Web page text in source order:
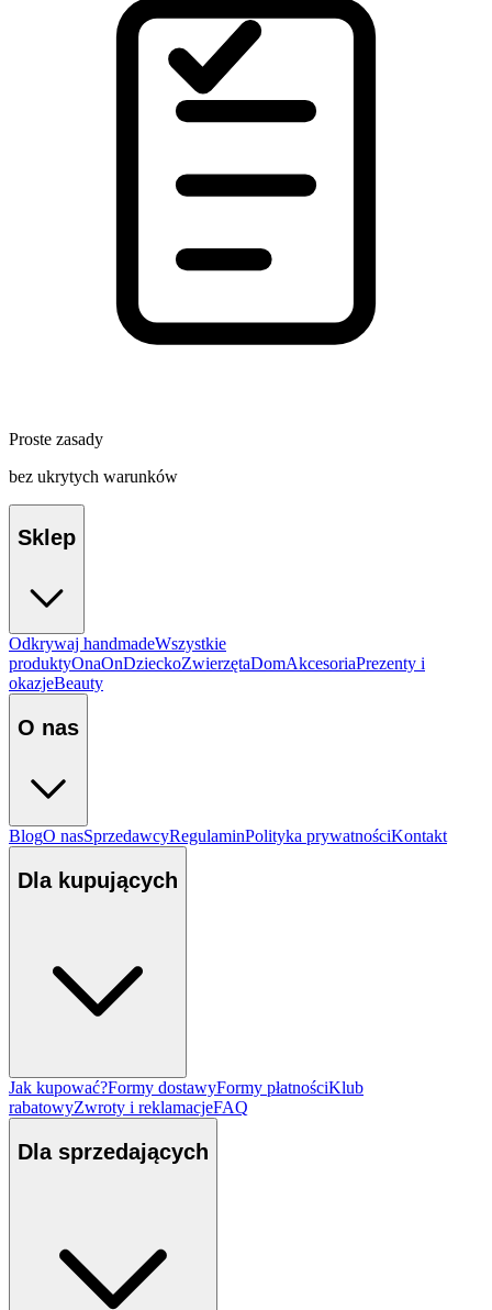
Proste zasady
bez ukrytych warunków
Sklep
Odkrywaj handmadeWszystkie
produktyOnaOnDzieckoZwierzętaDomAkcesoriaPrezenty i
okazjeBeauty
O nas
BlogO nasSprzedawcyRegulaminPolityka prywatnościKontakt
Dla kupujących
Jak kupować?Formy dostawyFormy płatnościKlub
rabatowyZwroty i reklamacjeFAQ
Dla sprzedających